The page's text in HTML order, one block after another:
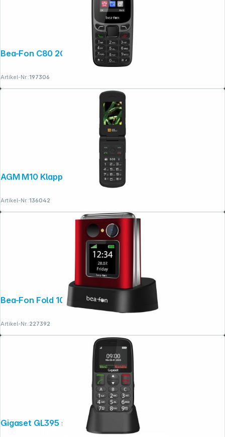
Bea-Fon C80 2G schwarz
Artikel-Nr.:197306
AGM M10 Klapper (4G) Rugged
Artikel-Nr.:136042
Bea-Fon Fold 10 LTE rot
Artikel-Nr.:227392
Gigaset GL395 schwarz
Copyright © 2001 - 2026 dexxIT. Alle Rechte vorbehalten.